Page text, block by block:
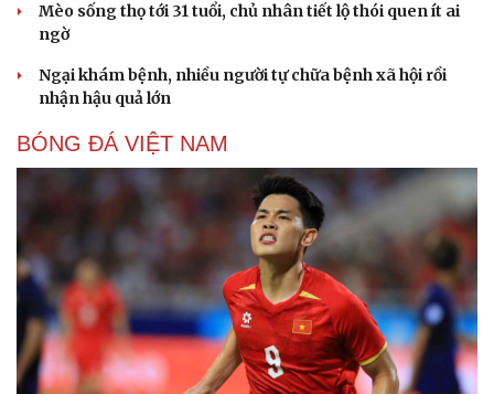
Mèo sống thọ tới 31 tuổi, chủ nhân tiết lộ thói quen ít ai
ngờ
Ngại khám bệnh, nhiều người tự chữa bệnh xã hội rồi
nhận hậu quả lớn
BÓNG ĐÁ VIỆT NAM